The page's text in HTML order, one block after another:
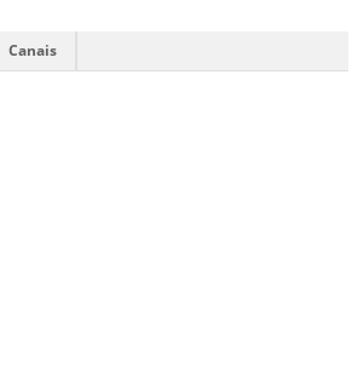
Canais